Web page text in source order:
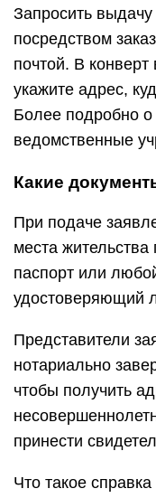
Запросить
посредством
почтой. В
укажите адрес,
Более подробно
ведомственные
Какие
При подаче
места
паспорт или
удостоверяющий
Представители
нотариально
чтобы получить
принести
Что такое